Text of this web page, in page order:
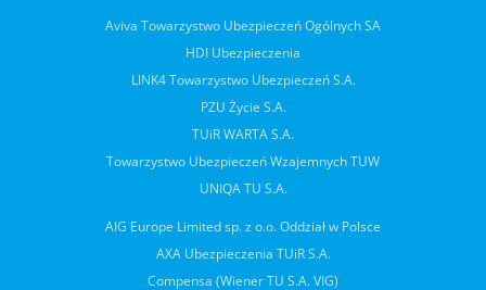
Aviva Towarzystwo Ubezpieczeń Ogólnych SA
HDI Ubezpieczenia
LINK4 Towarzystwo Ubezpieczeń S.A.
PZU Życie S.A.
TUiR WARTA S.A.
Towarzystwo Ubezpieczeń Wzajemnych TUW
UNIQA TU S.A.
AIG Europe Limited sp. z o.o. Oddział w Polsce
AXA Ubezpieczenia TUiR S.A.
Compensa (Wiener TU S.A. VIG)